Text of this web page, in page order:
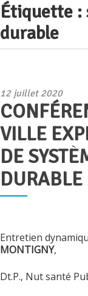
Étiquette :
durable
Publié
le
12 juillet 2020
VILLE
DE
DURABLE
Entretien
MONTIGNY,
Dt.P., Nut santé